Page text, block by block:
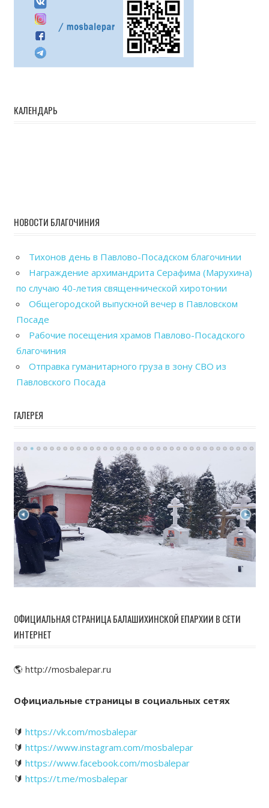
КАЛЕНДАРЬ
НОВОСТИ БЛАГОЧИНИЯ
Тихонов день в Павлово-Посадском благочинии
Награждение архимандрита Серафима (Марухина)
по случаю 40-летия священнической хиротонии
Общегородской выпускной вечер в Павловском
Посаде
Рабочие посещения храмов Павлово-Посадского
благочиния
Отправка гуманитарного груза в зону СВО из
Павловского Посада
ГАЛЕРЕЯ
ОФИЦИАЛЬНАЯ СТРАНИЦА БАЛАШИХИНСКОЙ ЕПАРХИИ В СЕТИ
ИНТЕРНЕТ
🌎 http://mosbalepar.ru
Официальные страницы в социальных сетях
🔰 https://vk.com/mosbalepar
🔰 https://www.instagram.com/mosbalepar
🔰 https://www.facebook.com/mosbalepar
🔰 https://t.me/mosbalepar